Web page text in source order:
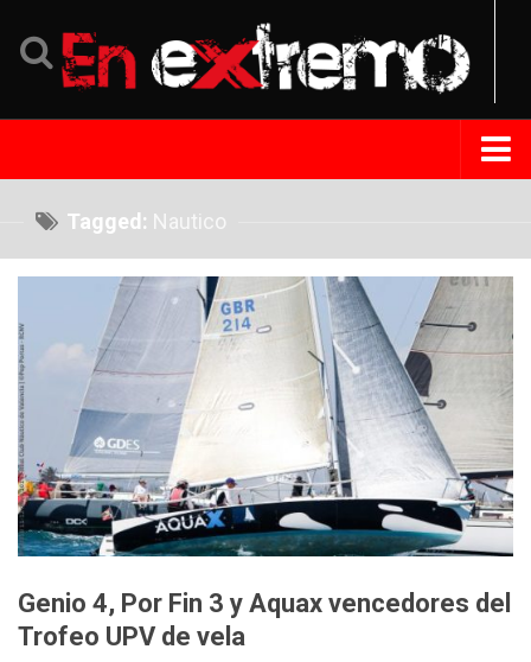
Tips Extremo
Turismo
República Dominicana
Venezuela
Cambio Climático
Contacto
Tagged: Nautico
Genio 4, Por Fin 3 y Aquax vencedores del
Trofeo UPV de vela